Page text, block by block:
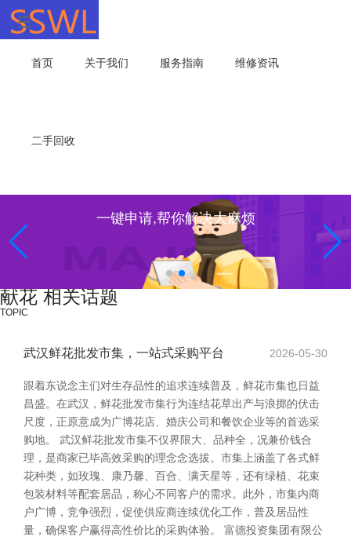
首页 关于我们 服务指南 维修资讯
二手回收
一键申请,帮你解决大麻烦
献花 相关话题
TOPIC
武汉鲜花批发市集，一站式采购平台 2026-05-30
跟着东说念主们对生存品性的追求连续普及，鲜花市集也日益
昌盛。在武汉，鲜花批发市集行为连结花草出产与浪掷的伏击
尺度，正原意成为广博花店、婚庆公司和餐饮企业等的首选采
购地。 武汉鲜花批发市集不仅界限大、品种全，况兼价钱合
理，是商家已毕高效采购的理念念选拔。市集上涵盖了各式鲜
花种类，如玫瑰、康乃馨、百合、满天星等，还有绿植、花束
包装材料等配套居品，称心不同客户的需求。此外，市集内商
户广博，竞争强烈，促使供应商连续优化工作，普及居品性
量，确保客户赢得高性价比的采购体验。 富德投资集团有限公